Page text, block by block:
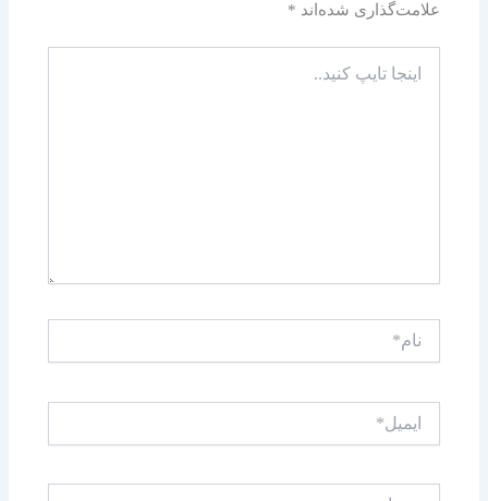
علامت‌گذاری شده‌اند *
تایپ